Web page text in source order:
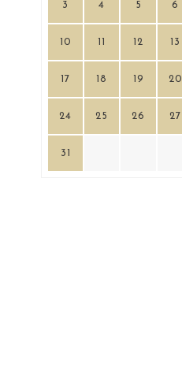
3 4 5 6
10 11 12 13
17 18 19 20
24 25 26 27
31